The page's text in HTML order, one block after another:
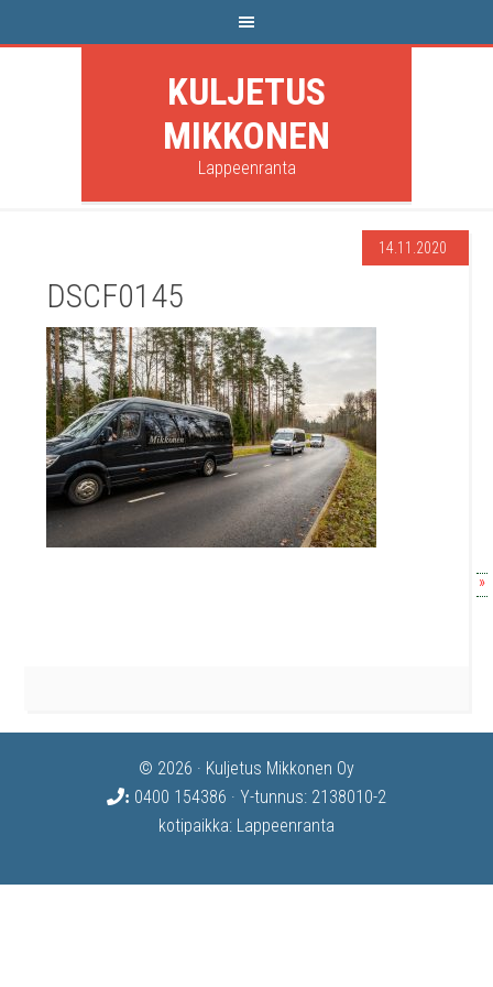
KULJETUS
MIKKONEN
Lappeenranta
14.11.2020
DSCF0145
© 2026 · Kuljetus Mikkonen Oy
: 0400 154386 · Y-tunnus: 2138010-2
kotipaikka: Lappeenranta
»